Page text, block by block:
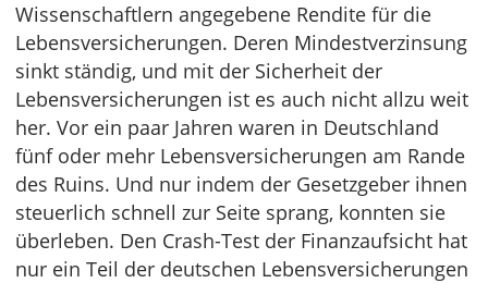
Wissenschaftlern angegebene Rendite für die
Lebensversicherungen. Deren Mindestverzinsung
sinkt ständig, und mit der Sicherheit der
Lebensversicherungen ist es auch nicht allzu weit
her. Vor ein paar Jahren waren in Deutschland
fünf oder mehr Lebensversicherungen am Rande
des Ruins. Und nur indem der Gesetzgeber ihnen
steuerlich schnell zur Seite sprang, konnten sie
überleben. Den Crash-Test der Finanzaufsicht hat
nur ein Teil der deutschen Lebensversicherungen